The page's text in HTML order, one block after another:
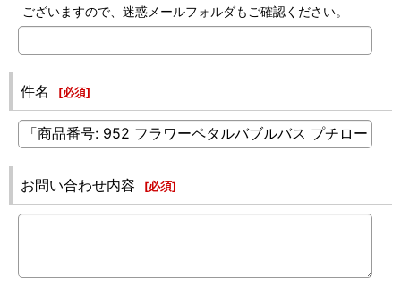
ございますので、迷惑メールフォルダもご確認ください。
件名 [必須]
お問い合わせ内容 [必須]